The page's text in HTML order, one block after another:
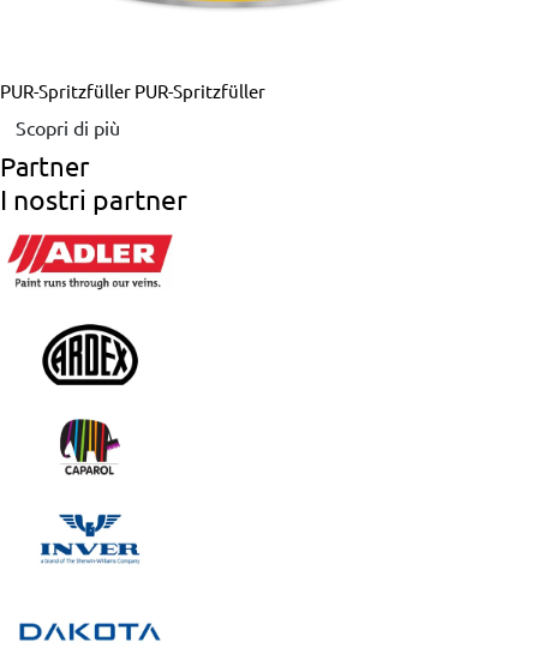
PUR-Spritzfüller PUR-Spritzfüller
Scopri di più
Partner
I nostri partner